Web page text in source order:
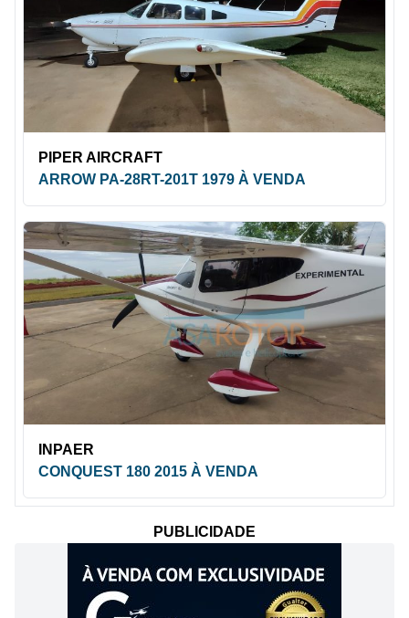
PIPER AIRCRAFT
ARROW PA-28RT-201T 1979 À VENDA
INPAER
CONQUEST 180 2015 À VENDA
PUBLICIDADE